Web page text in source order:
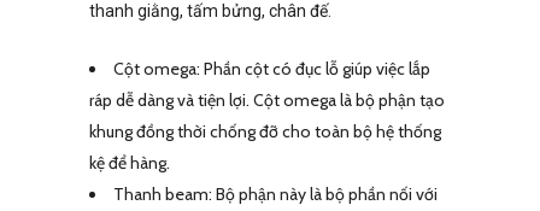
thanh giằng, tấm bửng, chân đế.
Cột omega: Phần cột có đục lỗ giúp việc lắp
ráp dễ dàng và tiện lợi. Cột omega là bộ phận tạo
khung đồng thời chống đỡ cho toàn bộ hệ thống
kệ để hàng.
Thanh beam: Bộ phận này là bộ phần nối với